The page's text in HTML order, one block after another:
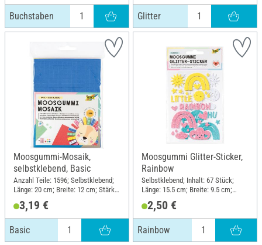
Buchstaben Glitter
Moosgummi-Mosaik,
selbstklebend, Basic
Anzahl Teile: 1596; Selbstklebend;
Länge: 20 cm; Breite: 12 cm; Stärke:
3,19 €
Basic
Moosgummi Glitter-Sticker,
Rainbow
Selbstklebend; Inhalt: 67 Stück;
Länge: 15.5 cm; Breite: 9.5 cm;
2,50 €
Rainbow